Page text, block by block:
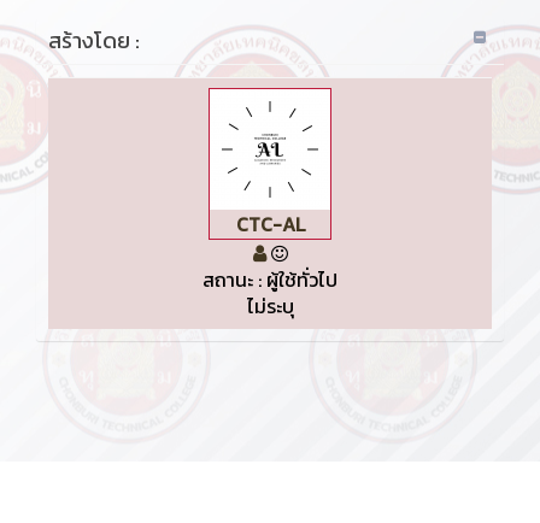
สร้างโดย :
CTC-AL
สถานะ : ผู้ใช้ทั่วไป
ไม่ระบุ